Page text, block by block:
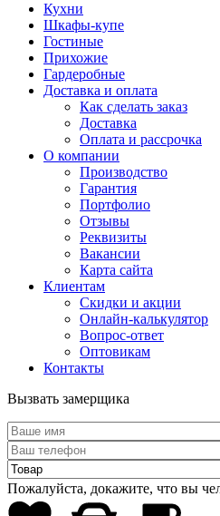
Кухни
Шкафы-купе
Гостиные
Прихожие
Гардеробные
Доставка и оплата
Как сделать заказ
Доставка
Оплата и рассрочка
О компании
Производство
Гарантия
Портфолио
Отзывы
Реквизиты
Вакансии
Карта сайта
Клиентам
Скидки и акции
Онлайн-калькулятор
Вопрос-ответ
Оптовикам
Контакты
Вызвать замерщика
Пожалуйста, докажите, что вы